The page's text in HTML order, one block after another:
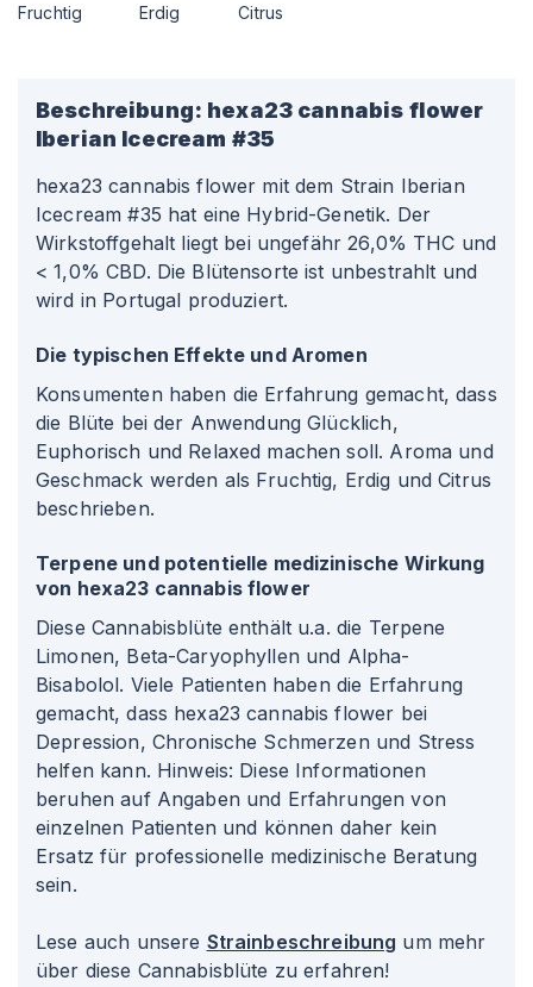
Fruchtig Erdig Citrus
Beschreibung: hexa23 cannabis flower
Iberian Icecream #35
hexa23 cannabis flower mit dem Strain Iberian
Icecream #35 hat eine Hybrid-Genetik. Der
Wirkstoffgehalt liegt bei ungefähr 26,0% THC und
< 1,0% CBD. Die Blütensorte ist unbestrahlt und
wird in Portugal produziert.
Die typischen Effekte und Aromen
Konsumenten haben die Erfahrung gemacht, dass
die Blüte bei der Anwendung Glücklich,
Euphorisch und Relaxed machen soll. Aroma und
Geschmack werden als Fruchtig, Erdig und Citrus
beschrieben.
Terpene und potentielle medizinische Wirkung
von hexa23 cannabis flower
Diese Cannabisblüte enthält u.a. die Terpene
Limonen, Beta-Caryophyllen und Alpha-
Bisabolol. Viele Patienten haben die Erfahrung
gemacht, dass hexa23 cannabis flower bei
Depression, Chronische Schmerzen und Stress
helfen kann. Hinweis: Diese Informationen
beruhen auf Angaben und Erfahrungen von
einzelnen Patienten und können daher kein
Ersatz für professionelle medizinische Beratung
sein.
Lese auch unsere Strainbeschreibung um mehr
über diese Cannabisblüte zu erfahren!